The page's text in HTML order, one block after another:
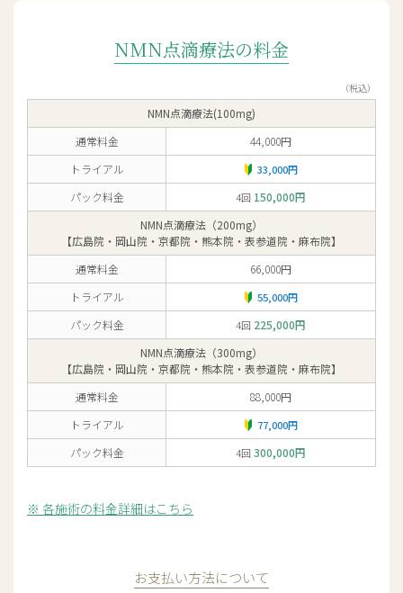
NMN点滴療法の料金
（税込）
NMN点滴療法(100mg)
通常料金
44,000円
トライアル
33,000円
パック料金 4回 150,000円
NMN点滴療法（200mg）
【広島院・岡山院・京都院・熊本院・表参道院・麻布院】
通常料金
66,000円
トライアル
55,000円
パック料金 4回 225,000円
NMN点滴療法（300mg）
【広島院・岡山院・京都院・熊本院・表参道院・麻布院】
通常料金
88,000円
トライアル
77,000円
パック料金 4回300,000円
各施術の料金詳細はこちら
お支払い方法について